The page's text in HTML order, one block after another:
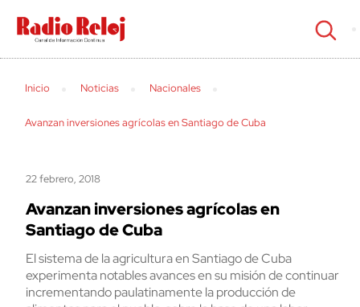
cerrar
Inicio Noticias Nacionales
Avanzan inversiones agrícolas en Santiago de Cuba
22 febrero, 2018
Avanzan inversiones agrícolas en
Santiago de Cuba
El sistema de la agricultura en Santiago de Cuba
experimenta notables avances en su misión de continuar
incrementando paulatinamente la producción de